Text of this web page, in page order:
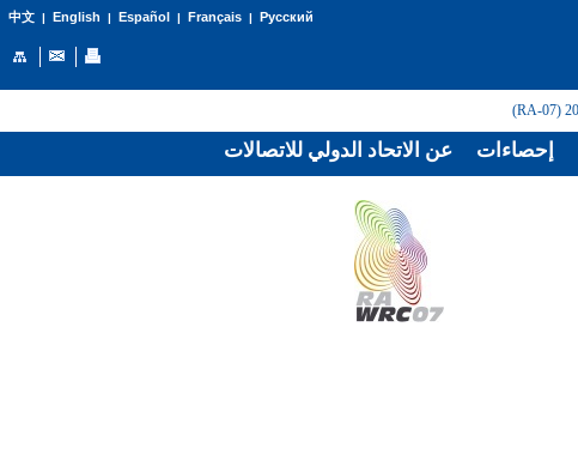
中文| English | Español | Français| Русский
عن الاتحاد الدولي للاتصالات إحصاءات